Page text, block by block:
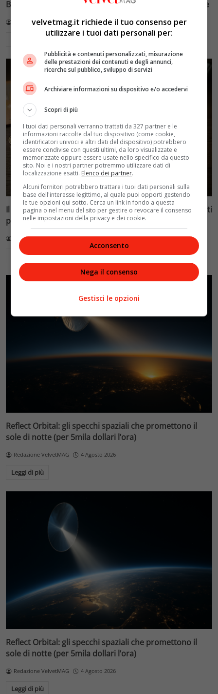
Battocletti guidano la squadra più numerosa di sempre
Redazione VelvetMAG 9 Agosto 2026
Il buco nero di Milano-Cortina: oltre un miliardo di debiti
pubblici per le Olimpiadi 2026
Redazione VelvetMAG 9 Agosto 2026
Leggi di più
Reflect Orbital: gli specchi spaziali che promettono il
sole di notte (per 5mila dollari l’ora)
Redazione VelvetMAG 4 Agosto 2026
Leggi di più
Reflect Orbital: gli specchi spaziali che promettono il
sole di notte (per 5mila dollari l’ora)
Redazione VelvetMAG 4 Agosto 2026
Leggi di più
velvetmag.it richiede il tuo consenso per
utilizzare i tuoi dati personali per:
Pubblicità e contenuti personalizzati, misurazione
delle prestazioni dei contenuti e degli annunci,
ricerche sul pubblico, sviluppo di servizi
Archiviare informazioni su dispositivo e/o accedervi
Scopri di più
I tuoi dati personali verranno trattati da 327 partner e le
informazioni raccolte dal tuo dispositivo (come cookie,
identificatori univoci e altri dati del dispositivo) potrebbero
essere condivise con questi ultimi, da loro visualizzate e
memorizzate oppure essere usate nello specifico da questo
sito. Noi e i nostri partner potremmo utilizzare dati di
localizzazione esatti. Elenco dei partner.
Alcuni fornitori potrebbero trattare i tuoi dati personali sulla
base dell'interesse legittimo, al quale puoi opporti gestendo
le tue opzioni qui sotto. Cerca un link in fondo a questa
pagina o nel menu del sito per gestire o revocare il consenso
nelle impostazioni della privacy e dei cookie.
Acconsento
Nega il consenso
Gestisci le opzioni